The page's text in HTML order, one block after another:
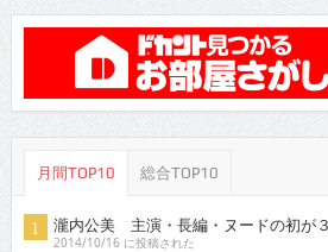
月間TOP10 総合TOP10
瀧内公美 主演・長編・ヌードの初が
2014/10/16 に投稿された